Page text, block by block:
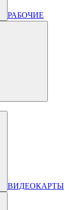
РАБОЧИЕ
ВИДЕОКАРТЫ